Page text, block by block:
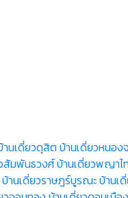
านเดี่ยวดุสิต บ้านเดี่ยวหนอง
สัมพันธวงศ์บ้านเดี่ยวพญาไท
บ้านเดี่ยวราษฎร์บูรณะบ้านเ